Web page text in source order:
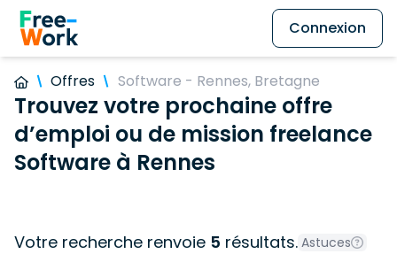
Connexion
Offres Software - Rennes, Bretagne
Trouvez votre prochaine offre
d’emploi ou de mission freelance
Software à Rennes
Votre recherche renvoie 5 résultats. Astuces